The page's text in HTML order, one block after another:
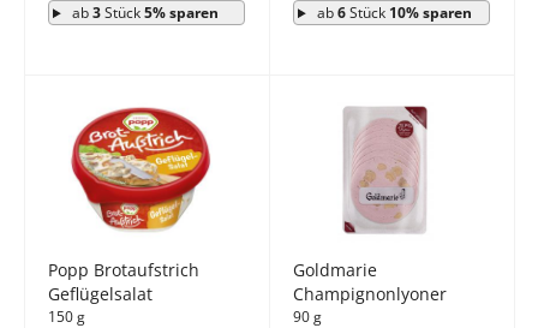
ab3Stück5% sparen ab6Stück 10% sparen
Popp Brotaufstrich
Geflügelsalat
150 g
Goldmarie
Champignonlyoner
90 g